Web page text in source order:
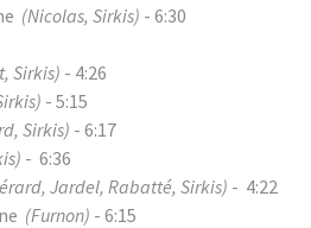
(Nicolas, Sirkis) - 6:30
Sirkis) - 4:26
- 5:15
Sirkis) - 6:17
- 6:36
Jardel, Rabatté, Sirkis) - 4:22
(Furnon) - 6:15